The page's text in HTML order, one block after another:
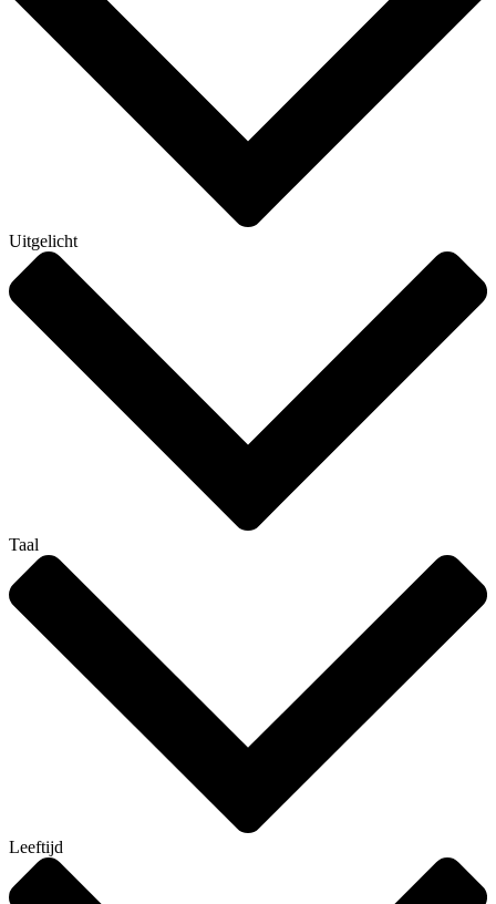
Uitgelicht
Taal
Leeftijd